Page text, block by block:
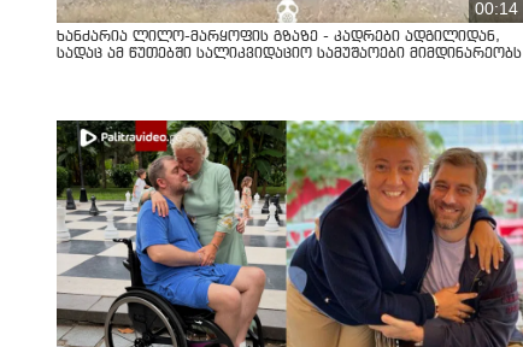
00:14
ხანძარია ლილო-მარყოფის გზაზე - კადრები ადგილიდან,
სადაც ამ წუთებში სალიკვიდაციო სამუშაოები მიმდინარეობს